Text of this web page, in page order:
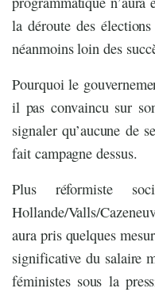
la déroute des
néanmoins loin des
Pourquoi le
il pas convaincu sur
signaler qu’aucune de
fait campagne dessus.
Plus réformiste
Hollande/Valls/
aura pris quelques
significative du salaire
féministes sous la